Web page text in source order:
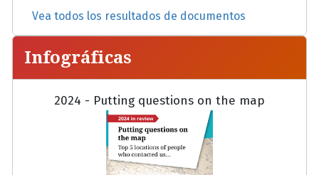
Vea todos los resultados de documentos
Infográficas
2024 - Putting questions on the map